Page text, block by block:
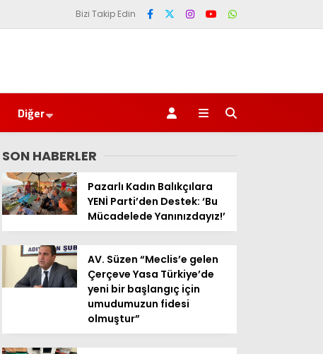
Bizi Takip Edin
Diğer
SON HABERLER
Pazarlı Kadın Balıkçılara
YENİ Parti’den Destek: ‘Bu
Mücadelede Yanınızdayız!’
AV. Süzen “Meclis’e gelen
Çerçeve Yasa Türkiye’de
yeni bir başlangıç için
umudumuzun fidesi
olmuştur”